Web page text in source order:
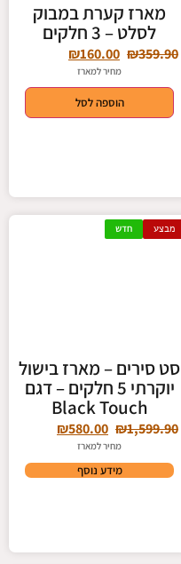
מארז קערת במבוק
לסלט – 3 חלקים
₪359.90
₪160.00
מחיר למארז
הוספה לסל
מבצע חדש
סט סירים – מארז בישול
יוקרתי 5 חלקים – דגם
Black Touch
₪1,599.90
₪580.00
מחיר למארז
מידע נוסף